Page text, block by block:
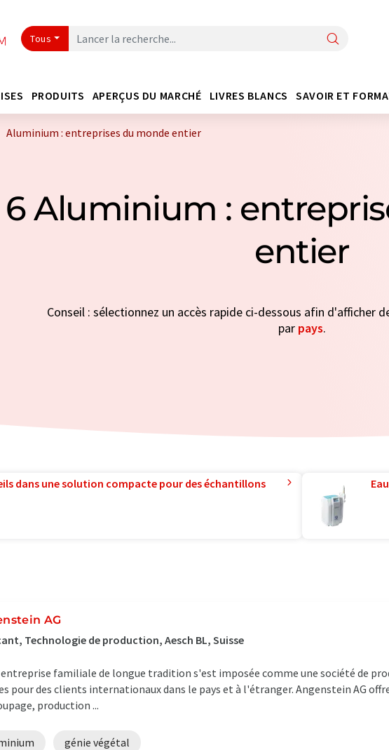
Tous
PRODUITS APERÇUS DU MARCHÉ LIVRES BLANCS SAVOIR ET
Aluminium : entreprises du monde entier
6 Aluminium :
entier
Conseil : sélectionnez un accès rapide ci-dessous afin d'afficher
par pays.
dans une solution compacte pour des échantillons
AG
Technologie de production, Aesch BL, Suisse
familiale de longue tradition s'est imposée comme une société de
pour des clients internationaux dans le pays et à l'étranger. Angenstein AG
production ...
génie végétal